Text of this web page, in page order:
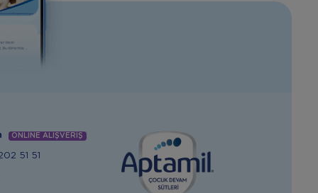
ONLİNE ALIŞVERİŞ
51 51